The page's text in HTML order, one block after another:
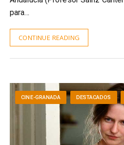
para…
CONTINUE READING
CINE-GRANADA DESTACADOS